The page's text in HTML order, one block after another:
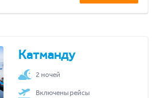
Катманду
2 ночей
Включены рейсы